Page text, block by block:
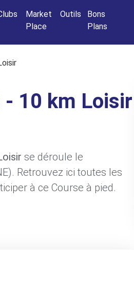
Market
Place
Outils
Bons
Plans
- 10 km Loisir
se déroule le
Retrouvez ici toutes les
à ce Course à pied.